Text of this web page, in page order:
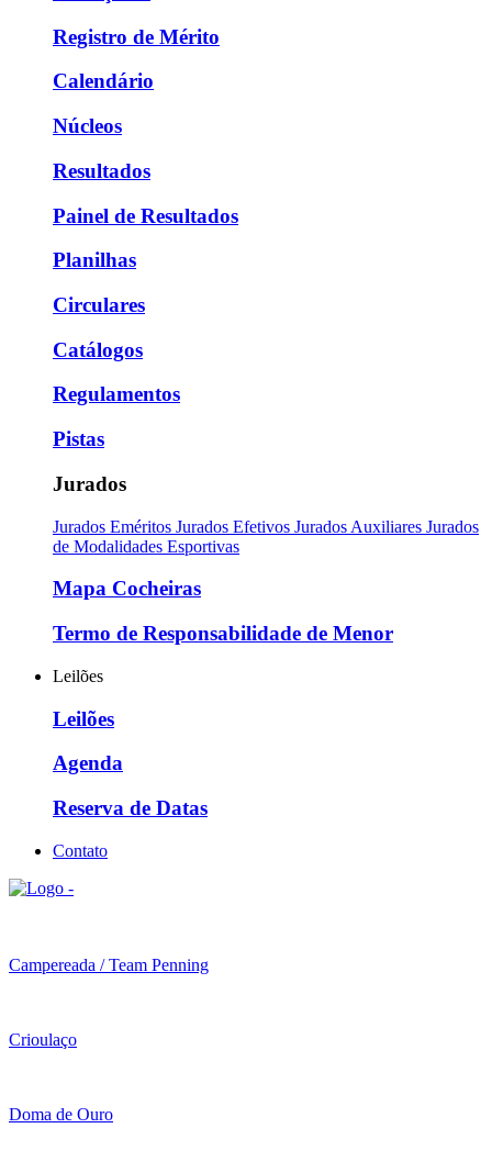
Registro de Mérito
Calendário
Núcleos
Resultados
Painel de Resultados
Planilhas
Circulares
Catálogos
Regulamentos
Pistas
Jurados
Jurados Eméritos Jurados Efetivos Jurados Auxiliares Jurados
de Modalidades Esportivas
Mapa Cocheiras
Termo de Responsabilidade de Menor
Leilões
Leilões
Agenda
Reserva de Datas
Contato
Campereada / Team Penning
Crioulaço
Doma de Ouro